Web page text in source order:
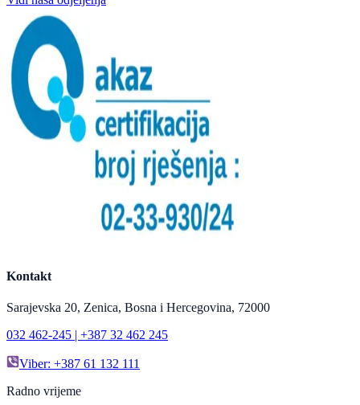
Kontakt
Sarajevska 20, Zenica, Bosna i Hercegovina, 72000
032 462-245 | +387 32 462 245
Viber: +387 61 132 111
Radno vrijeme